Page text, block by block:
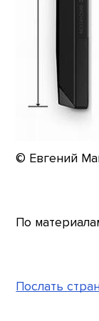
© Евгений
По
Послать